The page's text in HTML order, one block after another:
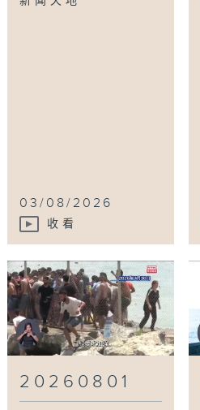
03/08/2026
收看
20260801